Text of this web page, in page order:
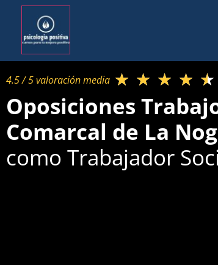
4.5 / 5 valoración media​ ★ ★ ★ ★ ★
Oposiciones
Comarcal de La
como Trabajador